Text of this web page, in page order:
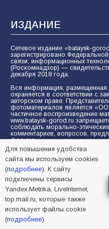
ИЗДАНИЕ
Сетевое издание «bataysk-
зарегистрировано
связи, информационных
(Роскомнадзор) —
декабря 2018 года.
Вся информация, размещенная
охраняется в соответствии с
авторском праве.
фотоматериалов является
частичное воспроизведение
www.bataysk-gorod.ru
соблюдать морально-
комментариев, вопросов,
форуме.
Политика
Согласие на обработку
сервисов Yandex.Metrika,
© 2005-2026 БИА «ВПЕРЕД»
Для повышения удобства
сайта мы используем cookies
(подробнее). К сайту
подключены сервисы
Yandex.Metrika, LiveInternet,
top.mail.ru, которые также
использует файлы cookie
(подробнее).